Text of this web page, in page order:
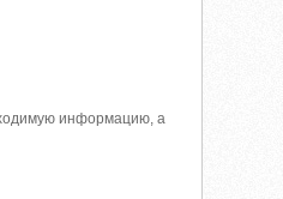
информацию, а